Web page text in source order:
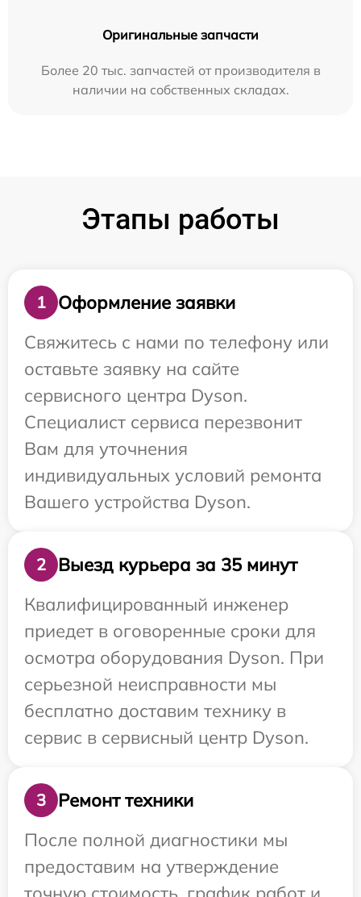
Оригинальные запчасти
Более 20 тыс. запчастей от производителя в
наличии на собственных складах.
Этапы работы
1
Оформление заявки
Свяжитесь с нами по телефону или
оставьте заявку на сайте
сервисного центра Dyson.
Специалист сервиса перезвонит
Вам для уточнения
индивидуальных условий ремонта
Вашего устройства Dyson.
2
Выезд курьера за 35 минут
Квалифицированный инженер
приедет в оговоренные сроки для
осмотра оборудования Dyson. При
серьезной неисправности мы
бесплатно доставим технику в
сервис в сервисный центр Dyson.
3
Ремонт техники
После полной диагностики мы
предоставим на утверждение